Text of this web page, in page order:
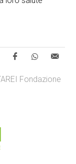
Fondazione